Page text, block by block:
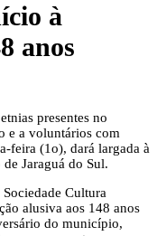
à
anos
presentes no
e a voluntários com
feira (1o), dará largada à
Jaraguá do Sul.
Cultura
alusiva aos 148 anos
do município,